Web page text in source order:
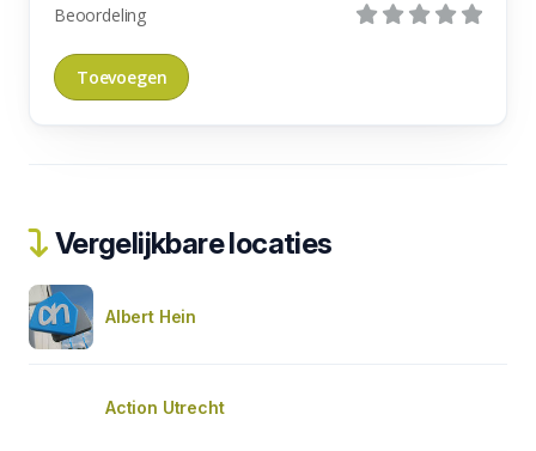
Beoordeling
Vergelijkbare locaties
Albert Hein
Action Utrecht